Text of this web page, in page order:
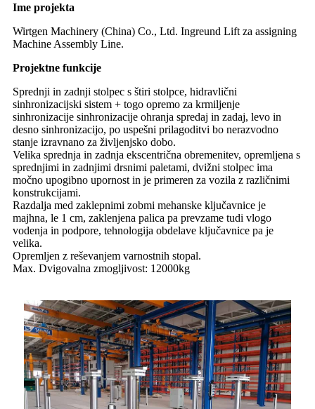
Ime projekta
Wirtgen Machinery (China) Co., Ltd. Ingreund Lift za assigning
Machine Assembly Line.
Projektne funkcije
Sprednji in zadnji stolpec s štiri stolpce, hidravlični
sinhronizacijski sistem + togo opremo za krmiljenje
sinhronizacije sinhronizacije ohranja spredaj in zadaj, levo in
desno sinhronizacijo, po uspešni prilagoditvi bo nerazvodno
stanje izravnano za življenjsko dobo.
Velika sprednja in zadnja ekscentrična obremenitev, opremljena s
sprednjimi in zadnjimi drsnimi paletami, dvižni stolpec ima
močno upogibno upornost in je primeren za vozila z različnimi
konstrukcijami.
Razdalja med zaklepnimi zobmi mehanske ključavnice je
majhna, le 1 cm, zaklenjena palica pa prevzame tudi vlogo
vodenja in podpore, tehnologija obdelave ključavnice pa je
velika.
Opremljen z reševanjem varnostnih stopal.
Max. Dvigovalna zmogljivost: 12000kg